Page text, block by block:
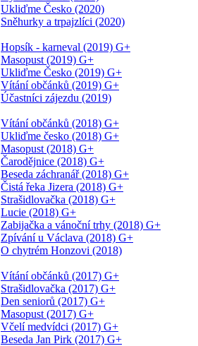
Ukliďme Česko (2020)
Sněhurky a trpajzlíci (2020)
Hopsík - karneval (2019) G+
Masopust (2019) G+
Ukliďme Česko (2019) G+
Vítání občánků (2019) G+
Účastníci zájezdu (2019)
Vítání občánků (2018) G+
Ukliďme česko (2018) G+
Masopust (2018) G+
Čarodějnice (2018) G+
Beseda záchranář (2018) G+
Čistá řeka Jizera (2018) G+
Strašidlovačka (2018) G+
Lucie (2018) G+
Zabijačka a vánoční trhy (2018) G+
Zpívání u Václava (2018) G+
O chytrém Honzovi (2018)
Vítání občánků (2017) G+
Strašidlovačka (2017) G+
Den seniorů (2017) G+
Masopust (2017) G+
Včelí medvídci (2017) G+
Beseda Jan Pirk (2017) G+